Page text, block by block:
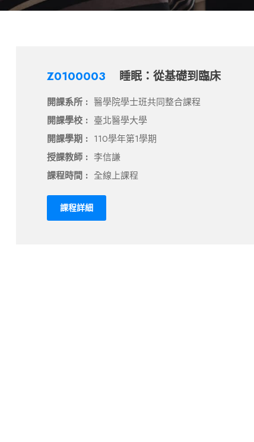
Z0100003 睡眠：從基礎到臨床
開課系所 : 醫學院學士班共同整合課程
開課學校 : 臺北醫學大學
開課學期 : 110學年第1學期
授課教師 : 李信謙
課程時間 : 全線上課程
課程詳細